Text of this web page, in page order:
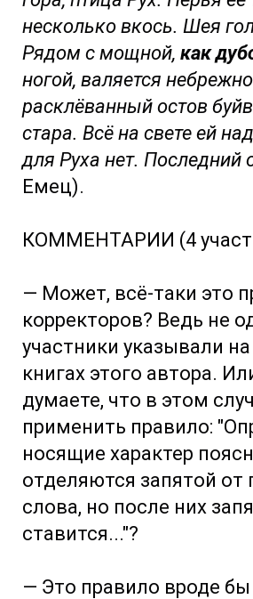
несколько вкось. Шея
Рядом с мощной, как
ногой, валяется небрежно
расклёванный остов
стара. Всё на свете ей
для Руха нет. Последний
Емец).
КОММЕНТАРИИ (4
— Может, всё-таки это
корректоров? Ведь не
участники указывали
книгах этого автора.
думаете, что в этом
применить правило:
носящие характер
отделяются запятой от
слова, но после них
ставится..."?
— Это правило вроде бы